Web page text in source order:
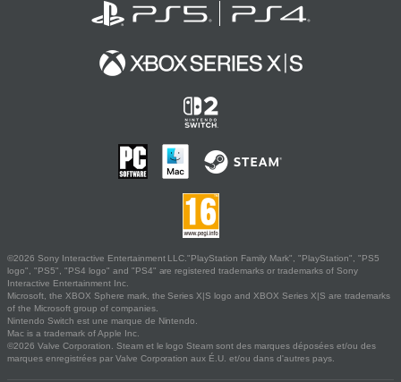
©2026 Sony Interactive Entertainment LLC."PlayStation Family Mark", "PlayStation", "PS5
logo", "PS5", "PS4 logo" and "PS4" are registered trademarks or trademarks of Sony
Interactive Entertainment Inc.
Microsoft, the XBOX Sphere mark, the Series X|S logo and XBOX Series X|S are trademarks
of the Microsoft group of companies.
Nintendo Switch est une marque de Nintendo.
Mac is a trademark of Apple Inc.
©2026 Valve Corporation. Steam et le logo Steam sont des marques déposées et/ou des
marques enregistrées par Valve Corporation aux É.U. et/ou dans d'autres pays.